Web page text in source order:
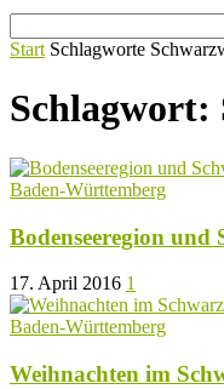
Start Schlagworte
Schlagwort:
Baden-Württemberg
Bodenseeregion und
17. April 2016 1
Baden-Württemberg
Weihnachten im